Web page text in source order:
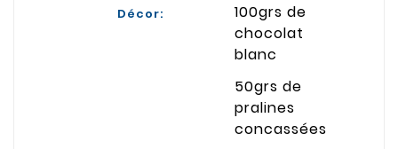
Décor:
100grs de
chocolat
blanc
50grs de
pralines
concassées